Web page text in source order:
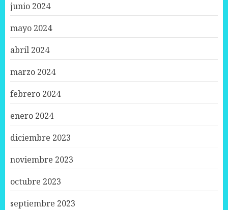
junio 2024
mayo 2024
abril 2024
marzo 2024
febrero 2024
enero 2024
diciembre 2023
noviembre 2023
octubre 2023
septiembre 2023